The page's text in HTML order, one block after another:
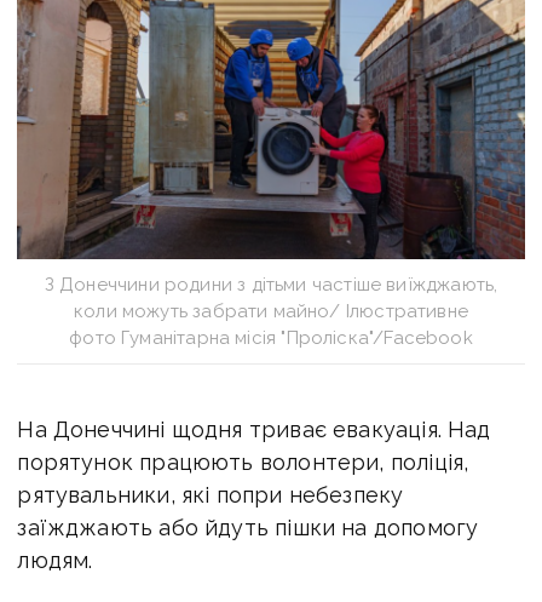
З Донеччини родини з дітьми частіше виїжджають,
коли можуть забрати майно/ Ілюстративне
фото Гуманітарна місія "Проліска"/Facebook
На Донеччині щодня триває евакуація. Над
порятунок працюють волонтери, поліція,
рятувальники, які попри небезпеку
заїжджають або йдуть пішки на допомогу
людям.